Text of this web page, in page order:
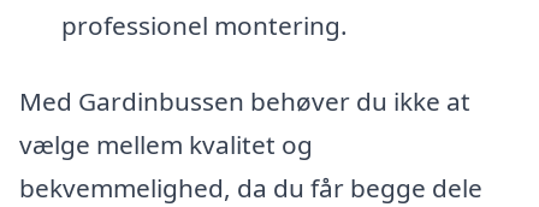
professionel montering.
Med Gardinbussen behøver du ikke at
vælge mellem kvalitet og
bekvemmelighed, da du får begge dele